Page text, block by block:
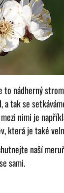
to nádherný
tak se
nimi je
která je také
naší
sami.